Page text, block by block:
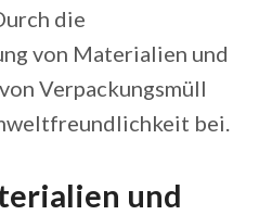
die
von Materialien und
Verpackungsmüll
bei.
und